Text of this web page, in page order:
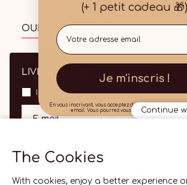
OUR COMPANY
LIVING BETTER WITH INTOLERANCE
I have read and acceptPrivacy
E-mail
Continue
The Cookies
With cookies, enjoy a better experience
(+ 1 petit cadeau 🎁)
Email
Je m'inscris !
En vous inscrivant, vous acceptez de recevoir nos
email. Vous pourrez vous désinscrire à tout